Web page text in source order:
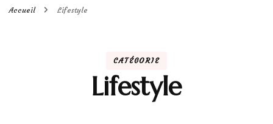
Accueil Lifestyle
CATÉGORIE
Lifestyle